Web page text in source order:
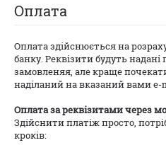
Оплата
Оплата здійснюється на
банку. Реквізити будуть
замовленяя, але краще
надiланий на вказаний вами e-
Оплата за реквізитами через
Здійснити платіж просто,
кроків: